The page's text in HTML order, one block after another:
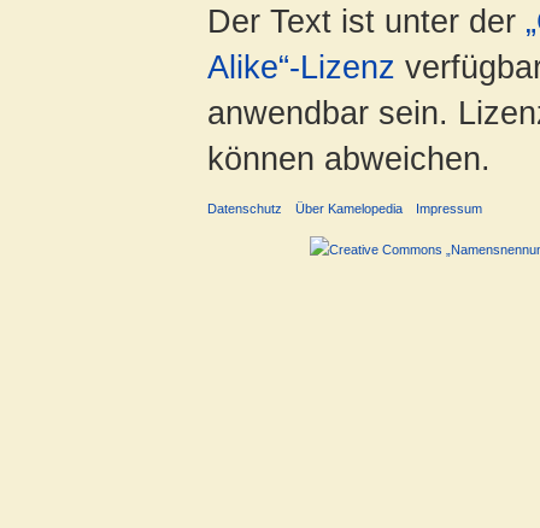
Der Text ist unter der
Alike“-Lizenz
anwendbar sein.
können abweichen.
Datenschutz Über Kamelopedia Impressum